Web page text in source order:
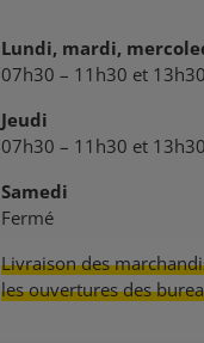
Lundi, mardi,
07h30 – 11h30 et
Jeudi
07h30 – 11h30 et
Samedi
Fermé
Livraison des
les ouvertures des